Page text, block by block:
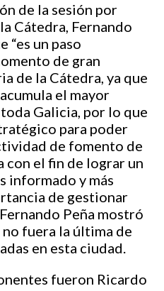
de la sesión por
Cátedra, Fernando
“es un paso
de gran
de la Cátedra, ya que
el mayor
Galicia, por lo que
para poder
de fomento de
con el fin de lograr un
informado y más
de gestionar
Peña mostró
fuera la última de
en esta ciudad.
fueron Ricardo